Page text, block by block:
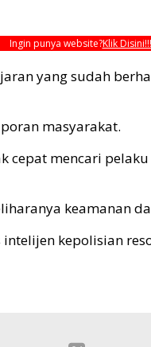
Ingin punya website?Klik Disini!!!
yang sudah
masyarakat.
cepat mencari
keamanan
kepolisian